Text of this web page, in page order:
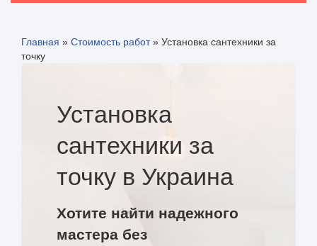
Главная » Стоимость работ» Установка сантехники за
точку
Установка
сантехники за
точку в Украина
Хотите найти надежного
мастера без